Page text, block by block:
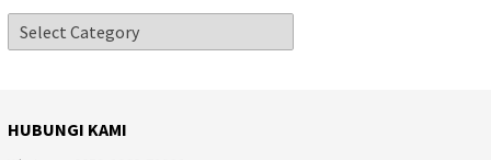
HUBUNGI KAMI